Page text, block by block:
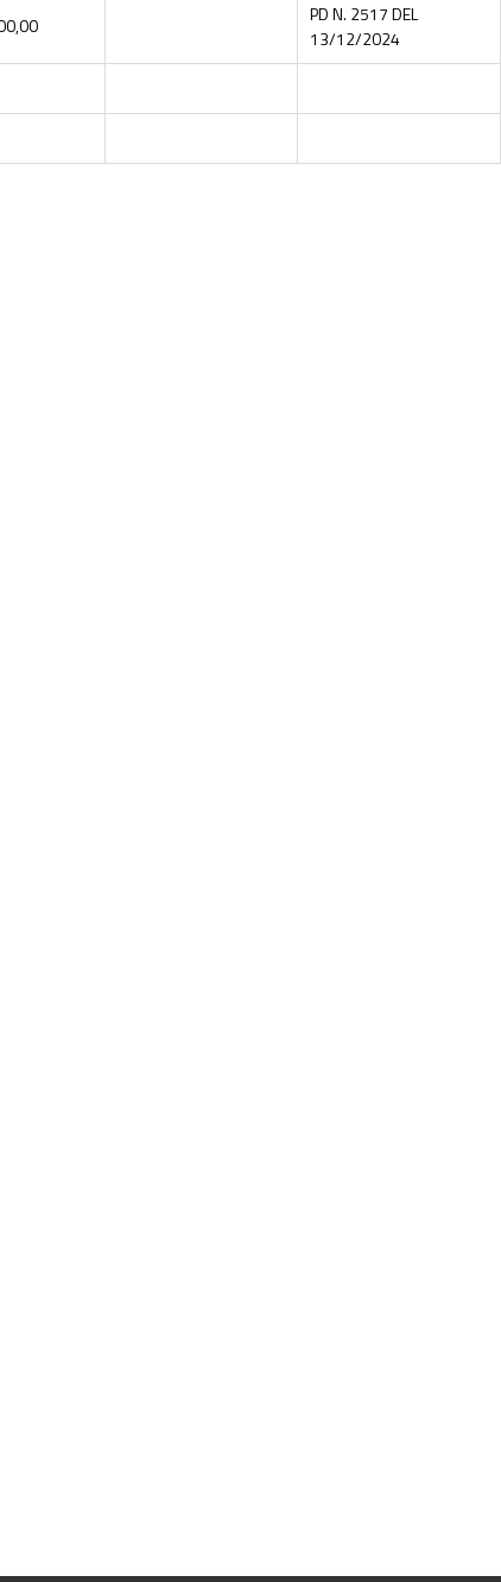
PD N. 2517 DEL
13/12/2024